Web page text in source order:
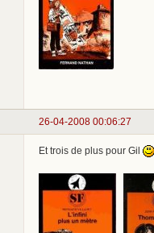
26-04-2008 00:06:27
Et trois de plus pour Gil